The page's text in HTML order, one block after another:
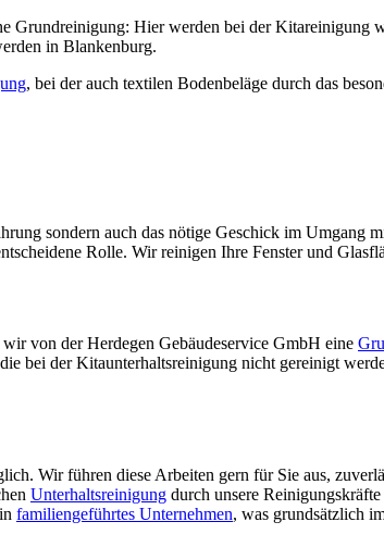
Grundreinigung: Hier werden bei der Kitareinigung
in Blankenburg.
, bei der auch textilen Bodenbeläge durch das
sondern auch das nötige Geschick im Umgang
Rolle. Wir reinigen Ihre Fenster und
von der Herdegen Gebäudeservice GmbH eine
bei der Kitaunterhaltsreinigung nicht gereinigt
Wir führen diese Arbeiten gern für Sie aus,
Unterhaltsreinigung durch unsere
familiengeführtes Unternehmen, was grundsätzlich